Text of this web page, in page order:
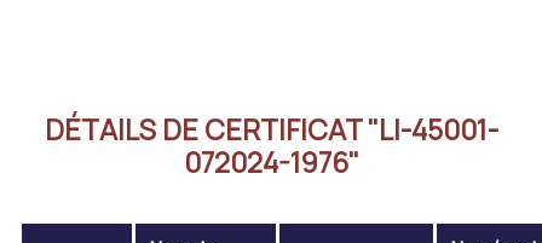
DÉTAILS DE CERTIFICAT "LI-45001-
072024-1976"